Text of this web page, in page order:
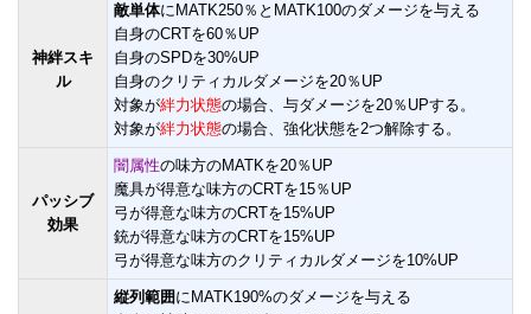
神絆スキ
ル
敵単体にMATK250％とMATK100のダメージを与える
自身のCRTを60％UP
自身のSPDを30%UP
自身のクリティカルダメージを20％UP
対象が絆力状態の場合、与ダメージを20％UPする。
対象が絆力状態の場合、強化状態を2つ解除する。
パッシブ
効果
闇属性の味方のMATKを20％UP
魔具が得意な味方のCRTを15％UP
弓が得意な味方のCRTを15%UP
銃が得意な味方のCRTを15%UP
弓が得意な味方のクリティカルダメージを10%UP
縦列範囲 にMATK190%のダメージを与える